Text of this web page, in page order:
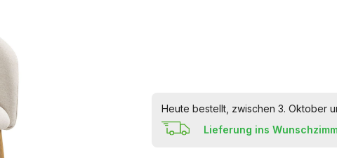
Heute bestellt, zwischen 3. Oktober
Lieferung ins